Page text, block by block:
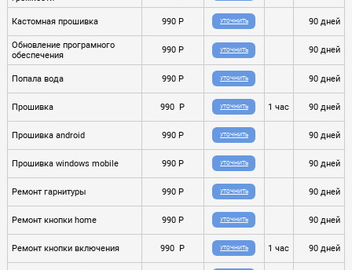
Кастомная прошивка 990 P УТОЧНИТЬ 90 дней
Обновление програмного
обеспечения
990 P УТОЧНИТЬ 90 дней
Попала вода 990 P УТОЧНИТЬ 90 дней
Прошивка 990 P УТОЧНИТЬ 1 час 90 дней
Прошивка android 990 P УТОЧНИТЬ 90 дней
Прошивка windows mobile 990 P УТОЧНИТЬ 90 дней
Ремонт гарнитуры 990 P УТОЧНИТЬ 90 дней
Ремонт кнопки home 990 P УТОЧНИТЬ 90 дней
Ремонт кнопки включения 990 P УТОЧНИТЬ 1 час 90 дней